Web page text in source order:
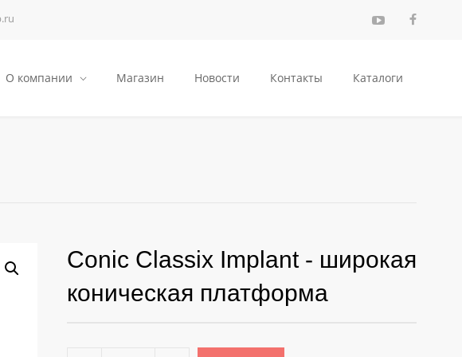
О компании Магазин Новости Контакты Каталоги
Conic Classix Implant - широкая
коническая платформа